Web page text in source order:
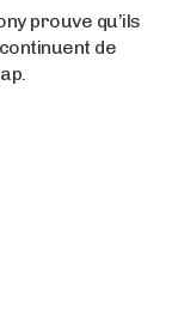
prouve qu’ils
de